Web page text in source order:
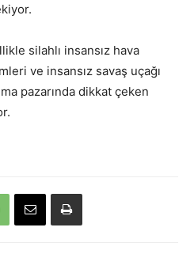
silahlı insansız hava
ve insansız savaş uçağı
pazarında dikkat çeken